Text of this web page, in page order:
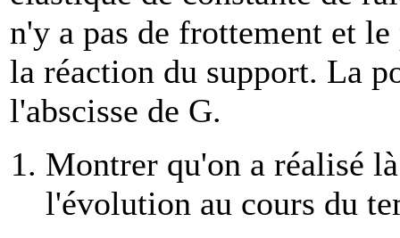
n'y a pas de frottement et
la réaction du support. La
l'abscisse de G.
Montrer qu'on a réalisé
l'évolution au cours du